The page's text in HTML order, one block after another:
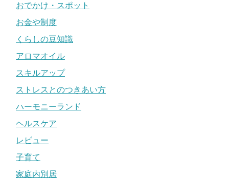
おでかけ・スポット
お金や制度
くらしの豆知識
アロマオイル
スキルアップ
ストレスとのつきあい方
ハーモニーランド
ヘルスケア
レビュー
子育て
家庭内別居